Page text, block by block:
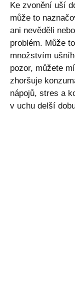
Ke zvonění uší
může to
ani nevěděli
problém. Může
množstvím
pozor, můžete
zhoršuje
nápojů, stres a
v uchu delší